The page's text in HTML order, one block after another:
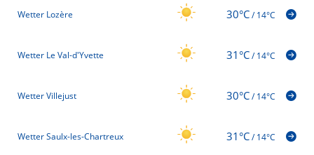
Wetter Lozère 30°C/14°C
Wetter Le Val-d'Yvette 31°C/14°C
Wetter Villejust 30°C/14°C
Wetter Saulx-les-Chartreux 31°C/14°C